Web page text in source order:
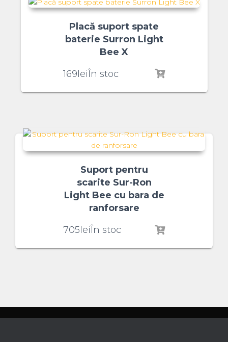
Placă suport spate
baterie Surron Light
Bee X
169leiÎn stoc
Suport pentru
scarite Sur-Ron
Light Bee cu bara de
ranforsare
705 leiÎn stoc